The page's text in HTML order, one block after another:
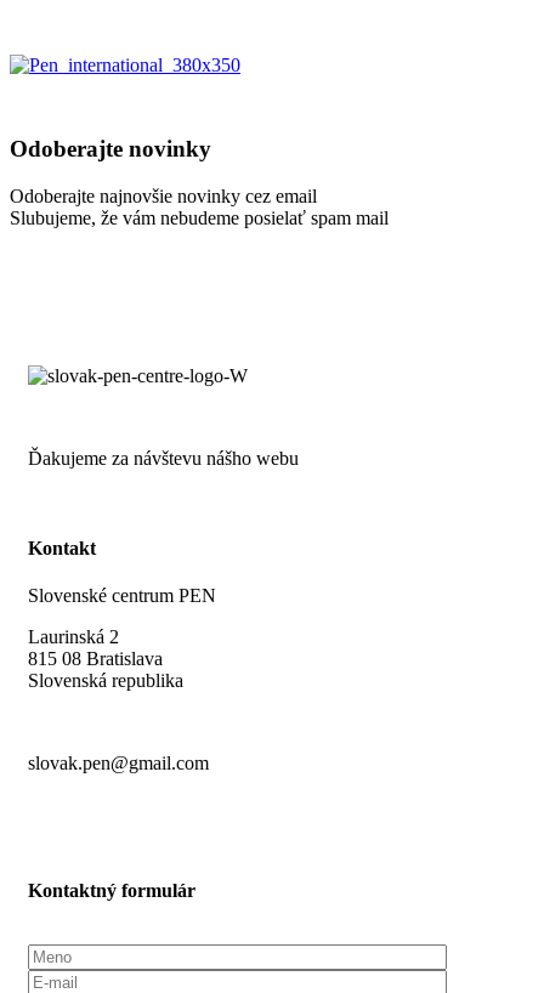
Odoberajte novinky
Odoberajte najnovšie novinky cez email
Slubujeme, že vám nebudeme posielať spam mail
Ďakujeme za návštevu nášho webu
Kontakt
Slovenské centrum PEN
Laurinská 2
815 08 Bratislava
Slovenská republika
slovak.pen@gmail.com
Kontaktný formulár